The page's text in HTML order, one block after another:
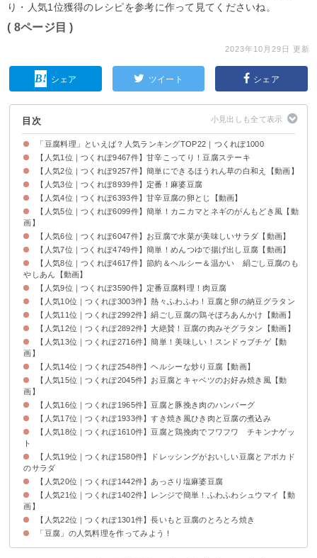
り・人気1位獲得のレシピを参考に作って見てくださいね。
( 8ページ目 )
2023年10月29日 更新
シェア ツイート シェア
目次
「豆腐料理」といえば？人気ランキングTOP22｜つくれぽ1000
【人気1位｜つくれぽ9467件】甘辛こってり！豆腐ステーキ
【人気2位｜つくれぽ9257件】簡単にできるほうれん草の白和え【動画】
【人気3位｜つくれぽ8939件】定番！麻婆豆腐
【人気4位｜つくれぽ6393件】甘辛豆腐の卵とじ【動画】
【人気5位｜つくれぽ6099件】簡単！カニカマとネギのがんもどき風【動
画】
【人気6位｜つくれぽ6047件】お豆腐で水菜が美味しいサラダ【動画】
【人気7位｜つくれぽ4749件】簡単！めんつゆで揚げ出し豆腐【動画】
【人気8位｜つくれぽ4617件】節約＆ヘルシー＆温かい 絹ごし豆腐のも
やしあん【動画】
【人気9位｜つくれぽ3590件】定番豆腐料理！肉豆腐
【人気10位｜つくれぽ3003件】熱々ふわふわ！豆腐と卵の納豆グラタン
【人気11位｜つくれぽ2992件】絹ごし豆腐の鶏そぼろあんかけ【動画】
【人気12位｜つくれぽ2892件】大絶賛！豆腐の肉みそグラタン【動画】
【人気13位｜つくれぽ2716件】簡単！美味しい！スンドゥブチゲ【動
画】
【人気14位｜つくれぽ2548件】ヘルシーな炒り豆腐【動画】
【人気15位｜つくれぽ2045件】お豆腐とキャベツのお好み焼き風【動
画】
【人気16位｜つくれぽ1965件】豆腐と豚挽き肉のハンバーグ
【人気17位｜つくれぽ1933件】すき焼き風ひき肉と豆腐の煮込み
【人気18位｜つくれぽ1610件】豆腐と鶏挽肉でフワフワ チキンナゲッ
ト
【人気19位｜つくれぽ1580件】ドレッシングがおいしい豆腐とアボカド
のサラダ
【人気20位｜つくれぽ1442件】あっさり塩麻婆豆腐
【人気21位｜つくれぽ1402件】レンジで簡単！ふわふわシュウマイ【動
画】
【人気22位｜つくれぽ1301件】長いもと豆腐のとろとろ焼き
「豆腐」の人気料理を作ってみよう！